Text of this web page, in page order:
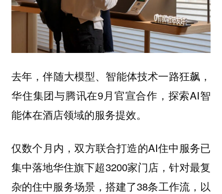
去年，伴随大模型、智能体技术一路狂飙，
华住集团与腾讯在9月官宣合作，探索AI智
能体在酒店领域的服务提效。
仅数个月内，双方联合打造的AI住中服务已
集中落地华住旗下超3200家门店，针对最复
杂的住中服务场景，搭建了38条工作流，以